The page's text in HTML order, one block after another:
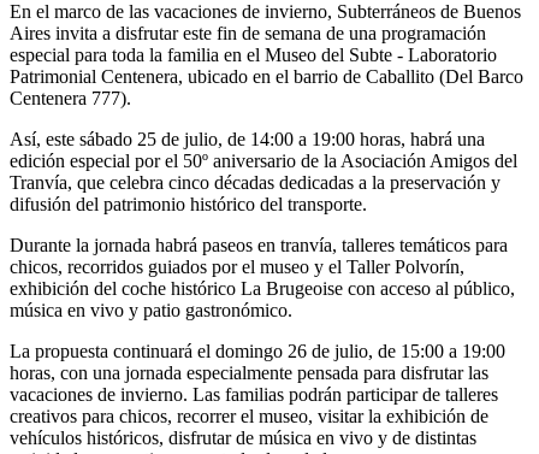
En el marco de las vacaciones de invierno, Subterráneos de Buenos
Aires invita a disfrutar este fin de semana de una programación
especial para toda la familia en el Museo del Subte - Laboratorio
Patrimonial Centenera, ubicado en el barrio de Caballito (Del Barco
Centenera 777).
Así, este sábado 25 de julio, de 14:00 a 19:00 horas, habrá una
edición especial por el 50º aniversario de la Asociación Amigos del
Tranvía, que celebra cinco décadas dedicadas a la preservación y
difusión del patrimonio histórico del transporte.
Durante la jornada habrá paseos en tranvía, talleres temáticos para
chicos, recorridos guiados por el museo y el Taller Polvorín,
exhibición del coche histórico La Brugeoise con acceso al público,
música en vivo y patio gastronómico.
La propuesta continuará el domingo 26 de julio, de 15:00 a 19:00
horas, con una jornada especialmente pensada para disfrutar las
vacaciones de invierno. Las familias podrán participar de talleres
creativos para chicos, recorrer el museo, visitar la exhibición de
vehículos históricos, disfrutar de música en vivo y de distintas